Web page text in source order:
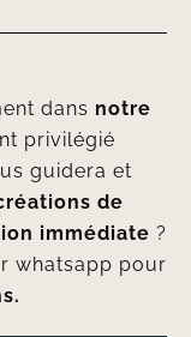
dans notre
privilégié
guidera et
de
immédiate ?
whatsapp pour